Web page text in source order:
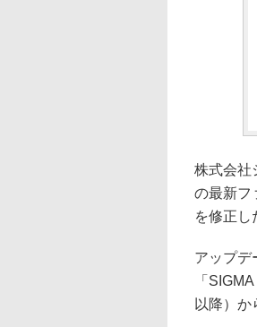
株式会社
の最新フ
を修正し
アップデ
「
以降）か